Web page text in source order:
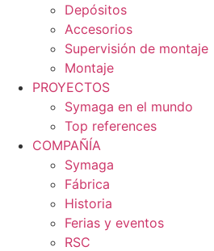
Depósitos
Accesorios
Supervisión de montaje
Montaje
PROYECTOS
Symaga en el mundo
Top references
COMPAÑÍA
Symaga
Fábrica
Historia
Ferias y eventos
RSC